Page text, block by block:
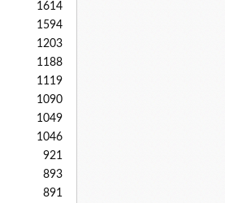
1614
1594
1203
1188
1119
1090
1049
1046
921
893
891